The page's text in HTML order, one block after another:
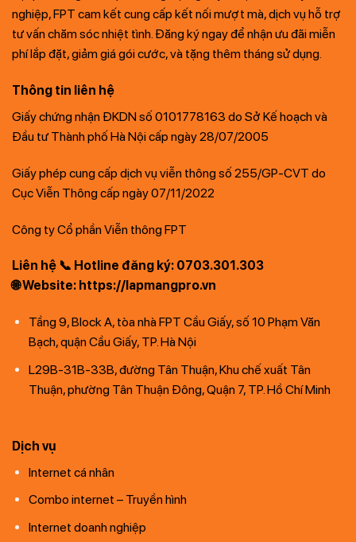
nghiệp, FPT cam kết cung cấp kết nối mượt mà, dịch vụ hỗ trợ
tư vấn chăm sóc nhiệt tình. Đăng ký ngay để nhận ưu đãi miễn
phí lắp đặt, giảm giá gói cước, và tặng thêm tháng sử dụng.
Thông tin liên hệ
Giấy chứng nhận ĐKDN số 0101778163 do Sở Kế hoạch và
Đầu tư Thành phố Hà Nội cấp ngày 28/07/2005
Giấy phép cung cấp dịch vụ viễn thông số 255/GP-CVT do
Cục Viễn Thông cấp ngày 07/11/2022
Công ty Cổ phần Viễn thông FPT
Liên hệ 📞 Hotline đăng ký: 0703.301.303
🌐 Website: https://lapmangpro.vn
Tầng 9, Block A, tòa nhà FPT Cầu Giấy, số 10 Phạm Văn
Bạch, quận Cầu Giấy, TP. Hà Nội
L29B-31B-33B, đường Tân Thuận, Khu chế xuất Tân
Thuận, phường Tân Thuận Đông, Quận 7, TP. Hồ Chí Minh
Dịch vụ
Internet cá nhân
Combo internet – Truyền hình
Internet doanh nghiệp